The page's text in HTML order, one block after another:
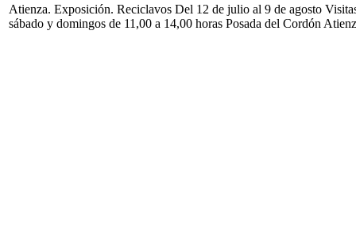
Atienza. Exposición. Reciclavos Del 12 de julio al 9 de agosto
sábado y domingos de 11,00 a 14,00 horas Posada del Cordón